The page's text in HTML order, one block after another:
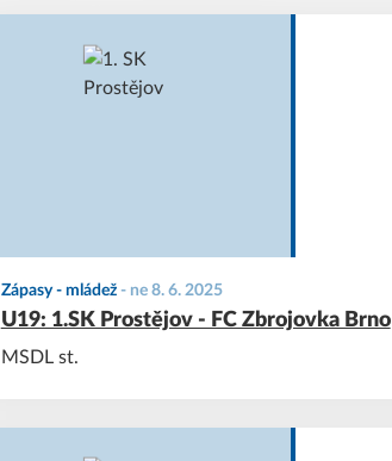
Zápasy - mládež- ne 8. 6. 2025
U19: 1.SK Prostějov - FC Zbrojovka Brno
MSDL st.